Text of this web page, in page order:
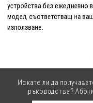
устройства без ежедневно
модел, съответстващ на
използване.
Искате ли да
ръководства?